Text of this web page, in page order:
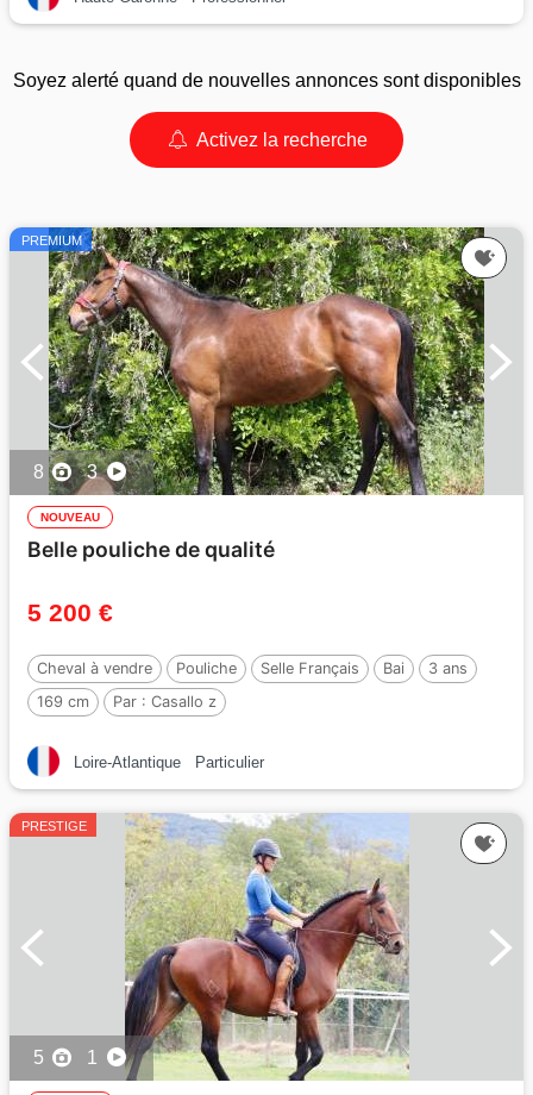
Soyez alerté quand de nouvelles annonces sont disponibles
Activez la recherche
PREMIUM
8 3
NOUVEAU
Belle pouliche de qualité
5 200 €
Cheval à vendre Pouliche Selle Français Bai
3 ans
169 cm
Par : Casallo z
Loire-Atlantique Particulier
PRESTIGE
5 1